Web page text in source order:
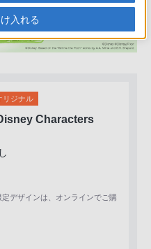
リジナル
Characters
デザインは、オンラインでご購
入れる